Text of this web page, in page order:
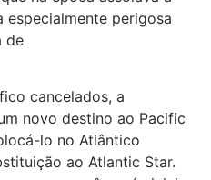
especialmente perigosa
de
cancelados, a
novo destino ao Pacific
lo no Atlântico
ao Atlantic Star.